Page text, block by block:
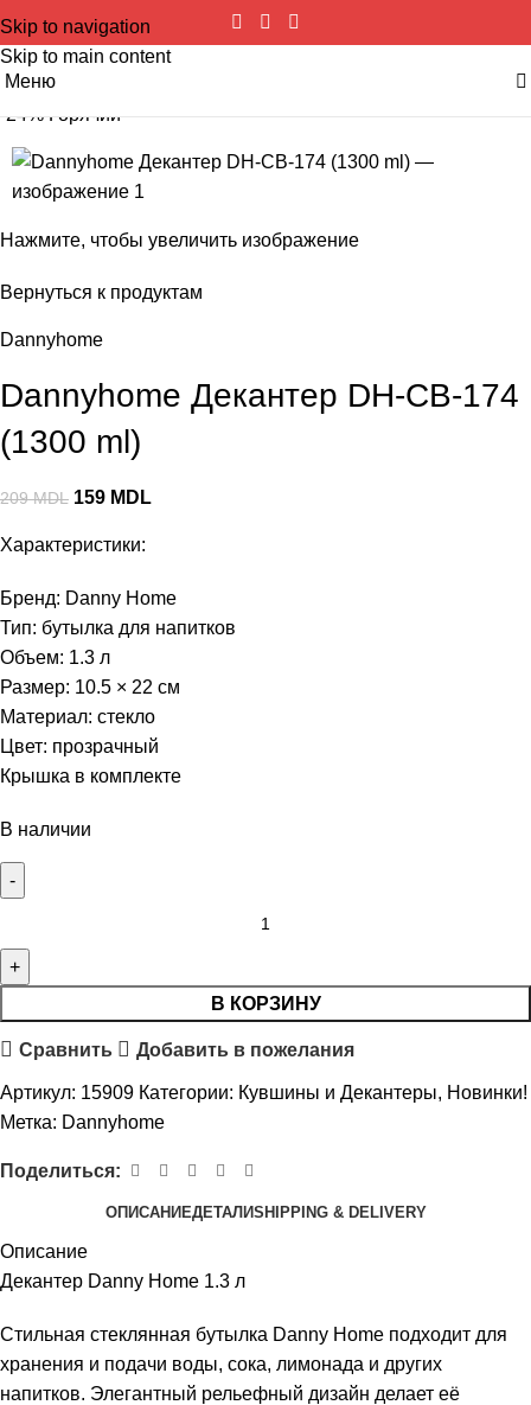
Skip to navigation
Skip to main content
Меню
-24% Горячий
Нажмите, чтобы увеличить изображение
Вернуться к продуктам
Dannyhome
Dannyhome Декантер DH-CB-174
(1300 ml)
209MDL 159 MDL
Характеристики:
Бренд: Danny Home
Тип: бутылка для напитков
Объем: 1.3 л
Размер: 10.5 × 22 см
Материал: стекло
Цвет: прозрачный
Крышка в комплекте
В наличии
В КОРЗИНУ
Сравнить Добавить в пожелания
Артикул: 15909 Категории: Кувшины и Декантеры, Новинки!
Метка: Dannyhome
Поделиться:
ОПИСАНИЕДЕТАЛИSHIPPING & DELIVERY
Описание
Декантер Danny Home 1.3 л
Стильная стеклянная бутылка Danny Home подходит для
хранения и подачи воды, сока, лимонада и других
напитков. Элегантный рельефный дизайн делает её